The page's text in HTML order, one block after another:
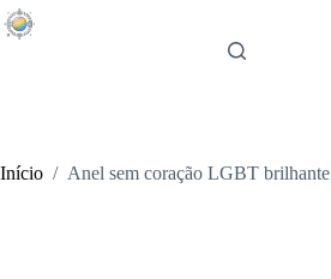
Pular
para
Início / Anel sem coração LGBT brilhante